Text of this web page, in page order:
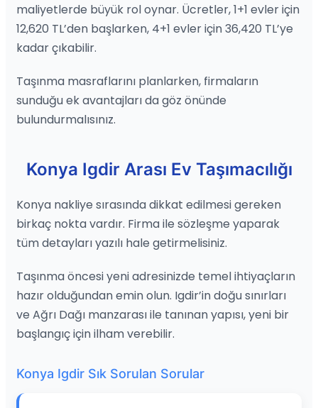
maliyetlerde büyük rol oynar. Ücretler, 1+1 evler için
12,620 TL’den başlarken, 4+1 evler için 36,420 TL’ye
kadar çıkabilir.
Taşınma masraflarını planlarken, firmaların
sunduğu ek avantajları da göz önünde
bulundurmalısınız.
Konya Igdir Arası Ev Taşımacılığı
Konya nakliye sırasında dikkat edilmesi gereken
birkaç nokta vardır. Firma ile sözleşme yaparak
tüm detayları yazılı hale getirmelisiniz.
Taşınma öncesi yeni adresinizde temel ihtiyaçların
hazır olduğundan emin olun. Igdir’in doğu sınırları
ve Ağrı Dağı manzarası ile tanınan yapısı, yeni bir
başlangıç için ilham verebilir.
Konya Igdir Sık Sorulan Sorular